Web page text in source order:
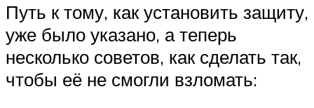
Путь к тому, как установить защиту,
уже было указано, а теперь
несколько советов, как сделать так,
чтобы её не смогли взломать: